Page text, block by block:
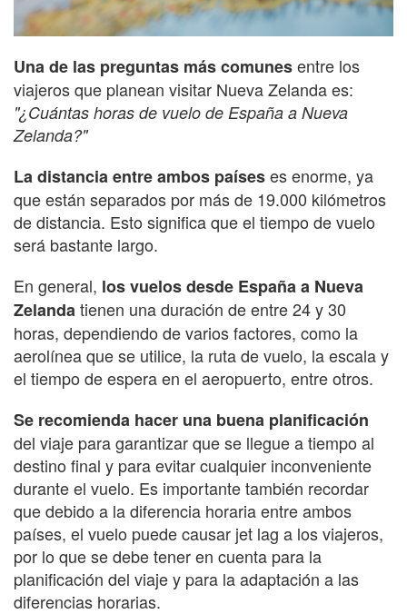
Una de las preguntas más comunesentre los
viajeros que planean visitar Nueva Zelanda es:
"¿Cuántas horas de vuelo de España a Nueva
Zelanda?"
La distancia entre ambos paíseses enorme, ya
que están separados por más de 19.000 kilómetros
de distancia. Esto significa que el tiempo de vuelo
será bastante largo.
En general, los vuelos desde España a Nueva
Zelandatienen una duración de entre 24 y 30
horas, dependiendo de varios factores, como la
aerolínea que se utilice, la ruta de vuelo, la escala y
el tiempo de espera en el aeropuerto, entre otros.
Se recomienda hacer una buena planificación
del viaje para garantizar que se llegue a tiempo al
destino final y para evitar cualquier inconveniente
durante el vuelo. Es importante también recordar
que debido a la diferencia horaria entre ambos
países, el vuelo puede causar jet lag a los viajeros,
por lo que se debe tener en cuenta para la
planificación del viaje y para la adaptación a las
diferencias horarias.